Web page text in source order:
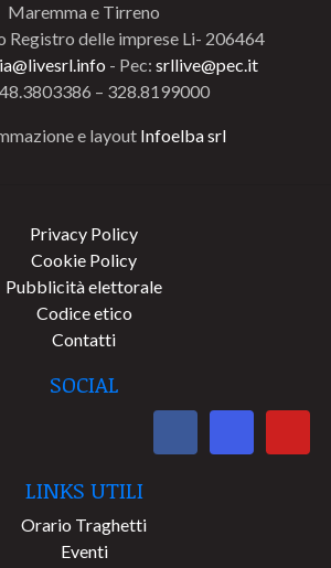
Maremma e Tirreno
Registro delle imprese Li- 206464
- Pec: srllive@pec.it
– 328.8199000
e layout Infoelba srl
Privacy Policy
Cookie Policy
Pubblicità elettorale
Codice etico
Contatti
SOCIAL
LINKS UTILI
Orario Traghetti
Eventi